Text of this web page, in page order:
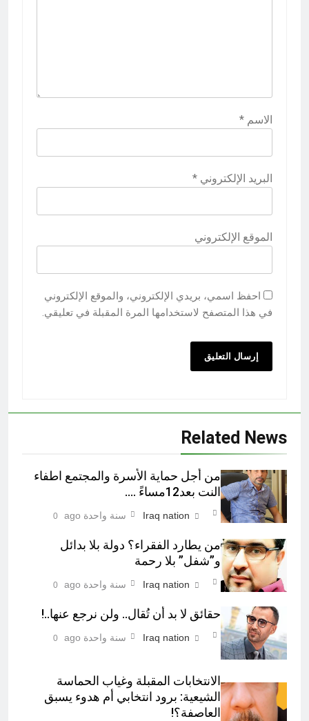
الاسم *
البريد الإلكتروني *
الموقع الإلكتروني
احفظ اسمي، بريدي الإلكتروني، والموقع الإلكتروني
في هذا المتصفح لاستخدامها المرة المقبلة في تعليقي.
Related News
من أجل حماية الأسرة والمجتمع اطفاء
النت بعد12مساءً ….
Iraq nation سنة واحدة ago 0
من يطارد الفقراء؟ دولة بلا بدائل
و”شفل” بلا رحمة
Iraq nation سنة واحدة ago 0
حقائق لا بد أن تُقال.. ولن نرجع عنها..!
Iraq nation سنة واحدة ago 0
الانتخابات المقبلة وغياب الحماسة
الشيعية: برود انتخابي أم هدوء يسبق
العاصفة؟!